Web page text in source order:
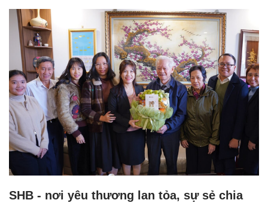
SHB - nơi yêu thương lan tỏa, sự sẻ chia